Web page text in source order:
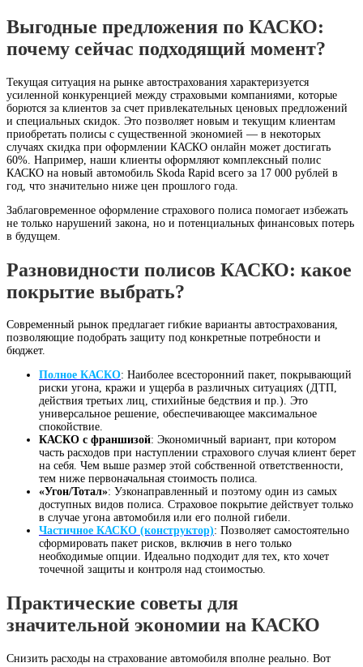
Выгодные предложения по КАСКО:
почему сейчас подходящий момент?
Текущая ситуация на рынке автострахования характеризуется
усиленной конкуренцией между страховыми компаниями, которые
борются за клиентов за счет привлекательных ценовых предложений
и специальных скидок . Это позволяет новым и текущим клиентам
приобретать полисы с существенной экономией — в некоторых
случаях скидка при оформлении КАСКО онлайн может достигать
60% . Например, наши клиенты оформляют комплексный полис
КАСКО на новый автомобиль Skoda Rapid всего за 17 000 рублей в
год, что значительно ниже цен прошлого года.
Заблаговременное оформление страхового полиса помогает избежать
не только нарушений закона, но и потенциальных финансовых потерь
в будущем.
Разновидности полисов КАСКО: какое
покрытие выбрать?
Современный рынок предлагает гибкие варианты автострахования,
позволяющие подобрать защиту под конкретные потребности и
бюджет.
Полное КАСКО: Наиболее всесторонний пакет, покрывающий
риски угона, кражи и ущерба в различных ситуациях (ДТП,
действия третьих лиц, стихийные бедствия и пр.). Это
универсальное решение, обеспечивающее максимальное
спокойствие.
КАСКО с франшизой: Экономичный вариант, при котором
часть расходов при наступлении страхового случая клиент берет
на себя. Чем выше размер этой собственной ответственности,
тем ниже первоначальная стоимость полиса.
«Угон/Тотал»: Узконаправленный и поэтому один из самых
доступных видов полиса. Страховое покрытие действует только
в случае угона автомобиля или его полной гибели.
Частичное КАСКО (конструктор): Позволяет самостоятельно
сформировать пакет рисков, включив в него только
необходимые опции. Идеально подходит для тех, кто хочет
точечной защиты и контроля над стоимостью.
Практические советы для
значительной экономии на КАСКО
Снизить расходы на страхование автомобиля вполне реально. Вот